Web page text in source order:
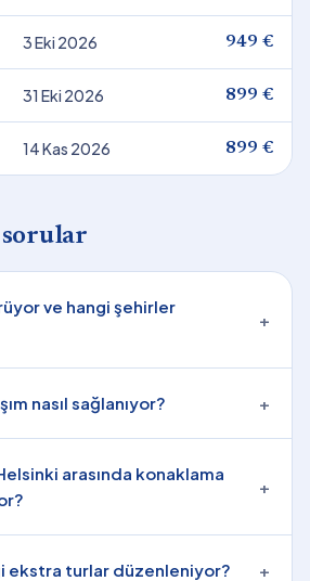
3 Eki 2026 949 €
31 Eki 2026 899 €
14 Kas 2026 899 €
sorular
ve hangi şehirler
+
nasıl sağlanıyor? +
arasında konaklama
+
ekstra turlar düzenleniyor? +